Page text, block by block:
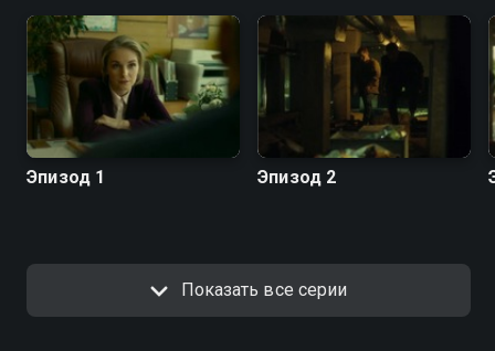
Эпизод 1 Эпизод 2
Показать все серии